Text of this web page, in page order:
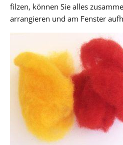
filzen, können Sie alles
arrangieren und am Fenster